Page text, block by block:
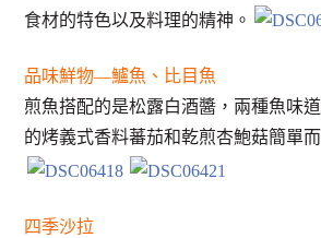
食材的特色以及料理的精神。
品味鮮物—鱸魚、比目魚
煎魚搭配的是松露白酒醬，兩種魚味
的烤義式香料蕃茄和乾煎杏鮑菇簡單而
四季沙拉